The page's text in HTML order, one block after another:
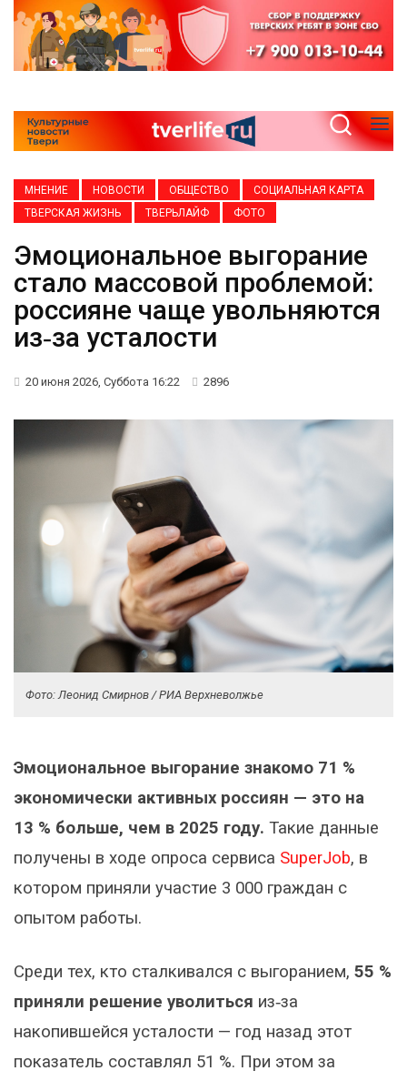
МНЕНИЕ НОВОСТИ ОБЩЕСТВО
СОЦИАЛЬНАЯ КАРТА
ТВЕРСКАЯ ЖИЗНЬ
ТВЕРЬЛАЙФ ФОТО
Эмоциональное выгорание
стало массовой проблемой:
россияне чаще увольняются
из‑за усталости
20 июня 2026, Суббота 16:22 2896
Фото: Леонид Смирнов / РИА Верхневолжье
Эмоциональное выгорание знакомо 71 %
экономически активных россиян — это на
13 % больше, чем в 2025 году. Такие данные
получены в ходе опроса сервиса SuperJob, в
котором приняли участие 3 000 граждан с
опытом работы.
Среди тех, кто сталкивался с выгоранием, 55 %
приняли решение уволиться из‑за
накопившейся усталости — год назад этот
показатель составлял 51 %. При этом за